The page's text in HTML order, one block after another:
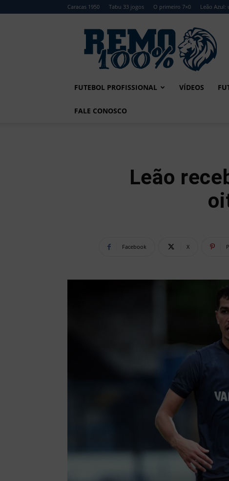
Caracas 1950 Tabu 33 jogos O primeiro 7×0 Leão Azul:
Remo
FUTEBOL PROFISSIONAL VÍDEOS
FALE CONOSCO
Leão
Facebook X